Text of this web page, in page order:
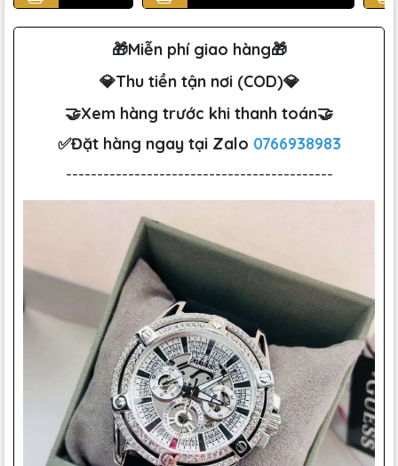
🎁Miễn phí giao hàng🎁
💎Thu tiền tận nơi (COD)💎
🤝Xem hàng trước khi thanh toán🤝
✅Đặt hàng ngay tại Zalo 0766938983
-------------------------------------------